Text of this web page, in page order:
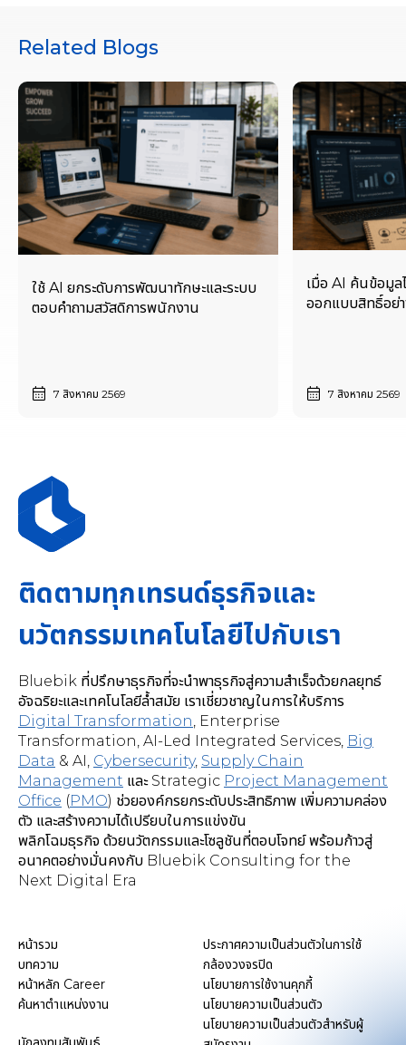
Related Blogs
ใช้ AI ยกระดับการพัฒนาทักษะและระบบ
ตอบคำถามสวัสดิการพนักงาน
7 สิงหาคม 2569
เมื่อ AI ค้นข้อมูล
ออกแบบสิทธิ์อย่า
7 สิงหาคม 2569
ติดตามทุกเทรนด์ธุรกิจและ
นวัตกรรมเทคโนโลยีไปกับเรา
Bluebik ที่ปรึกษาธุรกิจที่จะนำพาธุรกิจสู่ความสำเร็จด้วยกลยุทธ์
อัจฉริยะและเทคโนโลยีล้ำสมัย เราเชี่ยวชาญในการให้บริการ
Digital Transformation, Enterprise
Transformation, AI-Led Integrated Services, Big
Data & AI, Cybersecurity, Supply Chain
Management และ Strategic Project Management
Office (PMO) ช่วยองค์กรยกระดับประสิทธิภาพ เพิ่มความคล่อง
ตัว และสร้างความได้เปรียบในการแข่งขัน
พลิกโฉมธุรกิจ ด้วยนวัตกรรมและโซลูชันที่ตอบโจทย์ พร้อมก้าวสู่
อนาคตอย่างมั่นคงกับ Bluebik Consulting for the
Next Digital Era
หน้ารวม
บทความ
หน้าหลัก Career
ค้นหาตำแหน่งงาน
ประกาศความเป็นส่วนตัวในการใช้
กล้องวงจรปิด
นโยบายการใช้งานคุกกี้
นโยบายความเป็นส่วนตัว
นโยบายความเป็นส่วนตัวสำหรับผู้